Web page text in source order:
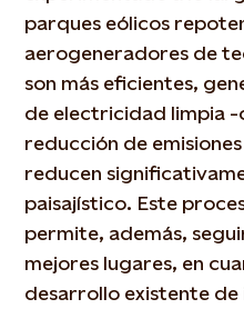
parques eólicos
aerogeneradores de
son más eficientes,
de electricidad limpia
reducción de
reducen
paisajístico. Este
permite, además,
mejores lugares, en
desarrollo existente